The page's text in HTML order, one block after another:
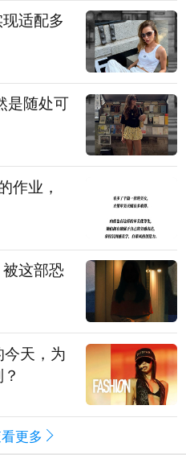
适配多
是随处可
作业，
这部恐
天，为
更多